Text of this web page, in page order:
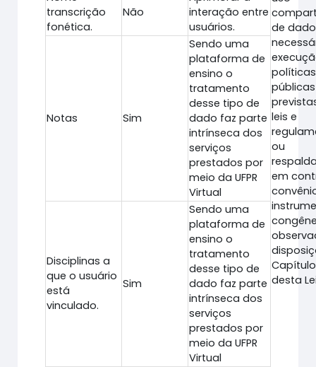
de
políticas
públicas
leis e
ou
em
desta
transcrição
fonética.
Não
interação entre
usuários.
Notas Sim
Sendo uma
plataforma de
ensino o
tratamento
desse tipo de
dado faz parte
intrínseca dos
serviços
prestados por
meio da UFPR
Virtual
Disciplinas a
que o usuário
está
vinculado.
Sim
Sendo uma
plataforma de
ensino o
tratamento
desse tipo de
dado faz parte
intrínseca dos
serviços
prestados por
meio da UFPR
Virtual